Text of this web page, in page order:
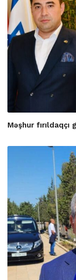
Məşhur